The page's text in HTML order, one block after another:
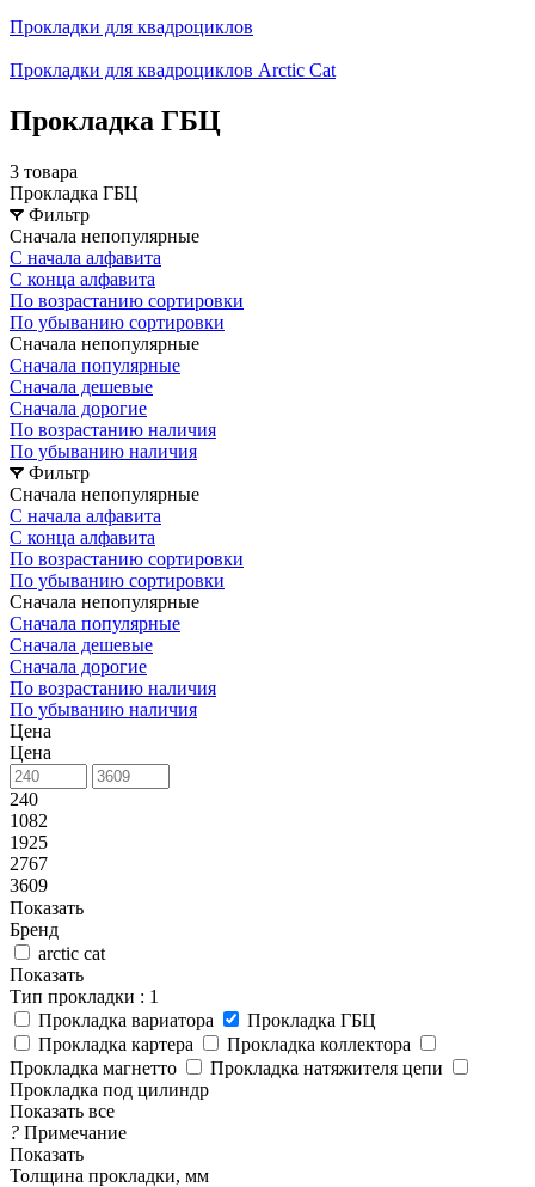
Прокладки для квадроциклов
Прокладки для квадроциклов Arctic Cat
Прокладка ГБЦ
3 товара
Прокладка ГБЦ
Фильтр
Сначала непопулярные
С начала алфавита
С конца алфавита
По возрастанию сортировки
По убыванию сортировки
Сначала непопулярные
Сначала популярные
Сначала дешевые
Сначала дорогие
По возрастанию наличия
По убыванию наличия
Фильтр
Сначала непопулярные
С начала алфавита
С конца алфавита
По возрастанию сортировки
По убыванию сортировки
Сначала непопулярные
Сначала популярные
Сначала дешевые
Сначала дорогие
По возрастанию наличия
По убыванию наличия
Цена
Цена
240
1082
1925
2767
3609
Показать
Бренд
arctic cat
Показать
Тип прокладки : 1
Прокладка вариатора
Прокладка ГБЦ
Прокладка картера
Прокладка коллектора
Прокладка магнетто
Прокладка натяжителя цепи
Прокладка под цилиндр
Показать все
? Примечание
Показать
Толщина прокладки, мм